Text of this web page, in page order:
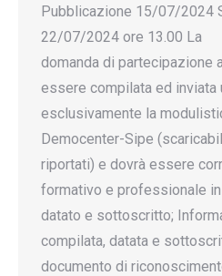
Pubblicazione 15/07/2024
22/07/2024 ore 13.00 La
domanda di partecipazione
essere compilata ed inviata
esclusivamente la
Democenter-Sipe
riportati) e dovrà essere
formativo e professionale
datato e sottoscritto;
compilata, datata e
documento di